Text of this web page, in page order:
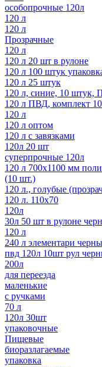
особопрочные 120л
120 л
120 л
Прозрачные
120 л
120 л 20 шт в рулоне
120 л 100 штук
120 л 25 штук
120 л, синие, 10 штук,
120 л ПВД, комплект
120 л
120 л оптом
120 л с завязками
120л 20 шт
суперпрочные 120л
120 л 700х1100 мм
(10 шт.)
120 л., голубые
120 л. 110х70
120л
30л 50 шт в рулоне
120 л
240 л элементари
пвд 120л 10шт рул
200л
для переезда
маленькие
с ручками
70 л
120л 30шт
упаковочные
Пищевые
биоразлагаемые
упаковка